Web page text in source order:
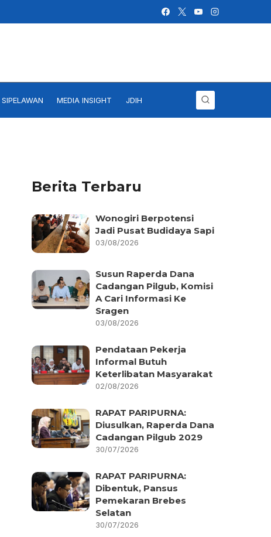
SIPELAWAN MEDIA INSIGHT JDIH
Berita Terbaru
Wonogiri Berpotensi
Jadi Pusat Budidaya Sapi
03/08/2026
Susun Raperda Dana
Cadangan Pilgub, Komisi
A Cari Informasi Ke
Sragen
03/08/2026
Pendataan Pekerja
Informal Butuh
Keterlibatan Masyarakat
02/08/2026
RAPAT PARIPURNA:
Diusulkan, Raperda Dana
Cadangan Pilgub 2029
30/07/2026
RAPAT PARIPURNA:
Dibentuk, Pansus
Pemekaran Brebes
Selatan
30/07/2026